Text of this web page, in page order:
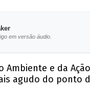
em versão áudio.
Ambiente e da
agudo do ponto